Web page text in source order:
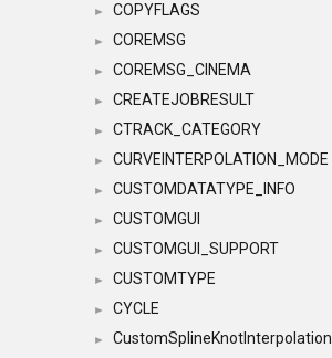
► COPYFLAGS
► COREMSG
► COREMSG_CINEMA
► CREATEJOBRESULT
► CTRACK_CATEGORY
► CURVEINTERPOLATION_MODE
► CUSTOMDATATYPE_INFO
► CUSTOMGUI
► CUSTOMGUI_SUPPORT
► CUSTOMTYPE
► CYCLE
► CustomSplineKnotInterpolation